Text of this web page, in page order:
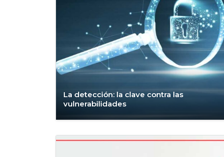
La detección: la clave contra las
vulnerabilidades